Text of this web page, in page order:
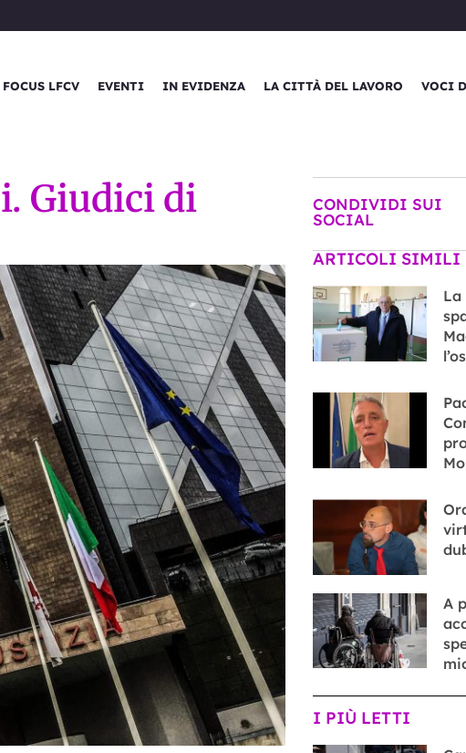
FOCUS LFCV EVENTI IN EVIDENZA LA CITTÀ DEL LAVORO VOCI
Giudici di
CONDIVIDI SUI
SOCIAL
ARTICOLI SIMILI
La
A
I PIÙ LETTI